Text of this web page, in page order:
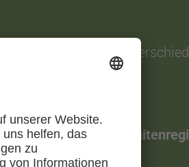
oder Bus zu den
Loipen der